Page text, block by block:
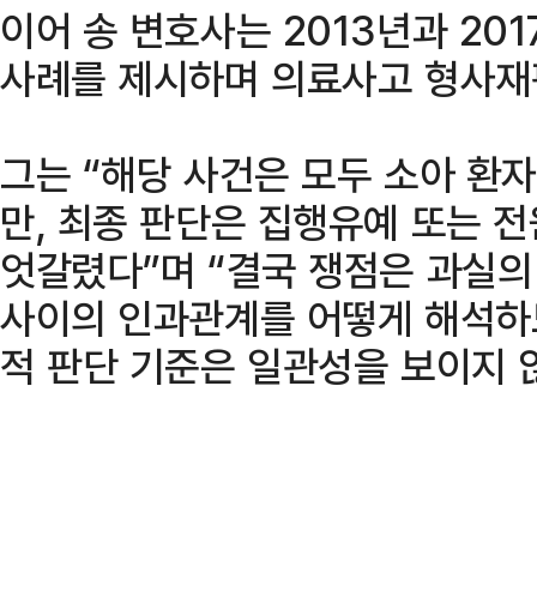
이어 송 변호사는 2013년과
사례를 제시하며 의료사고 형사
그는 “해당 사건은 모두 소아 환
만, 최종 판단은 집행유예 또는
엇갈렸다”며 “결국 쟁점은 과실
사이의 인과관계를 어떻게 해석
적 판단 기준은 일관성을 보이지